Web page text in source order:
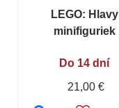
LEGO: Hlavy
minifiguriek
Do 14 dní
21,00 €